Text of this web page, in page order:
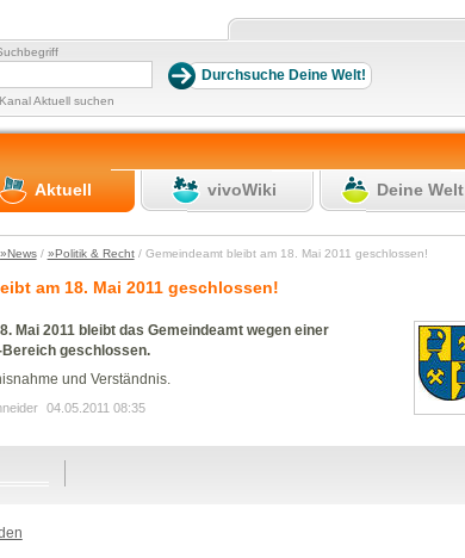
Aktuell suchen
Aktuell vivoWiki Deine Welt
»News/ »Politik & Recht/ Gemeindeamt bleibt am 18. Mai 2011 geschlossen!
am 18. Mai 2011 geschlossen!
Mai 2011 bleibt das Gemeindeamt wegen einer
geschlossen.
und Verständnis.
04.05.2011 08:35